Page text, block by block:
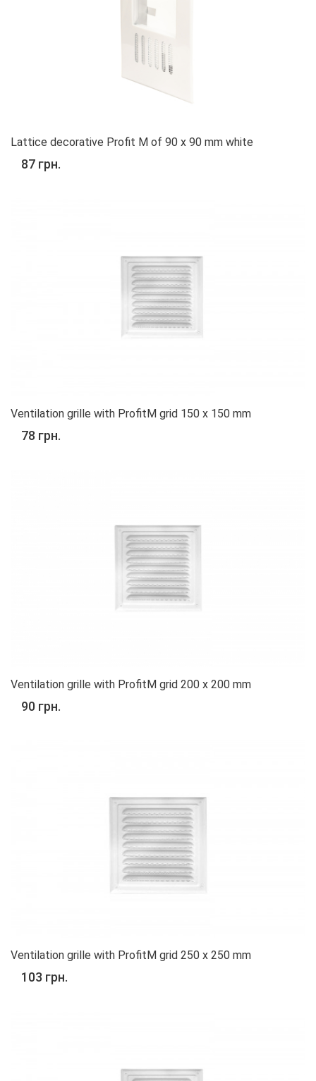
Lattice decorative Profit M of 90 x 90 mm white
87 грн.
Ventilation grille with ProfitM grid 150 x 150 mm
78 грн.
Ventilation grille with ProfitM grid 200 x 200 mm
90 грн.
Ventilation grille with ProfitM grid 250 x 250 mm
103 грн.